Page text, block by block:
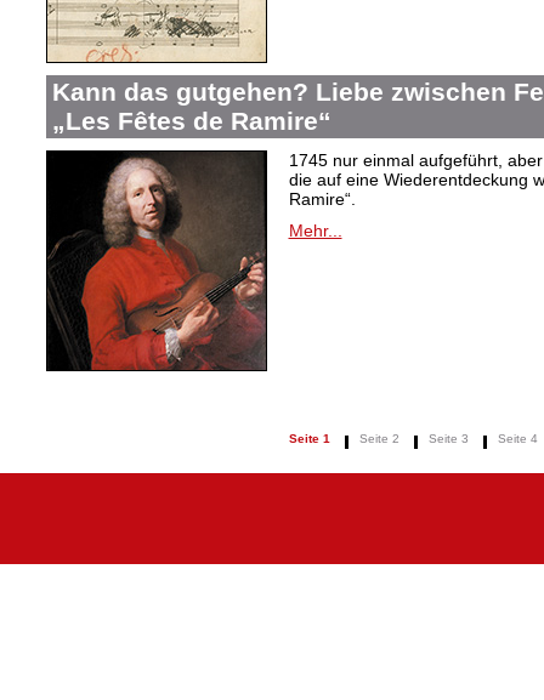
Kann das gutgehen? Liebe zwischen
„Les Fêtes de Ramire“
1745 nur einmal aufgeführt,
die auf eine Wiederentdeckung
Ramire“.
Mehr...
Seite 1 Seite 2 Seite 3 Seite 4